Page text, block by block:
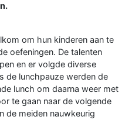
om hun kinderen aan te
oefeningen. De talenten
en er volgde diverse
de lunchpauze werden de
lunch om daarna weer met
te gaan naar de volgende
de meiden nauwkeurig